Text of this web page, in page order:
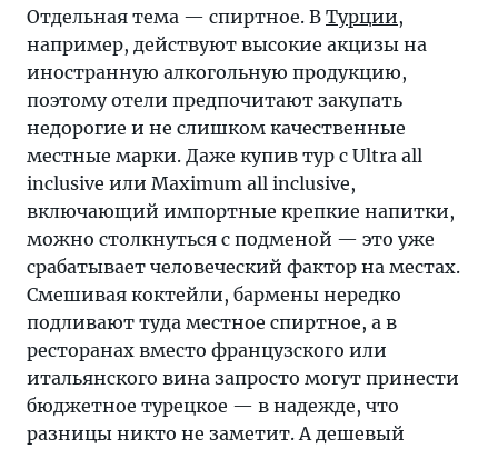
Отдельная тема — спиртное. В Турции,
например, действуют высокие акцизы на
иностранную алкогольную продукцию,
поэтому отели предпочитают закупать
недорогие и не слишком качественные
местные марки. Даже купив тур с Ultra all
inclusive или Maximum all inclusive,
включающий импортные крепкие напитки,
можно столкнуться с подменой — это уже
срабатывает человеческий фактор на местах.
Смешивая коктейли, бармены нередко
подливают туда местное спиртное, а в
ресторанах вместо французского или
итальянского вина запросто могут принести
бюджетное турецкое — в надежде, что
разницы никто не заметит. А дешевый